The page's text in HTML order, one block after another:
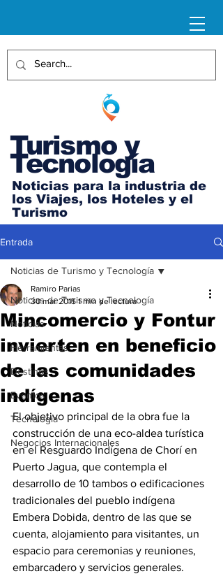
Turismo y
Tecnología
Noticias para la industria de
los Viajes, los Hoteles y el
Turismo
Entrada
Noticias de Turismo y Tecnología
Noticias
Herramientas
Destinos
Eventos
Tecnología
Negocios Internacionales
Noticias de Turismo y Tecnología
Mincomercio y Fontur
invierten en beneficio
de las comunidades
indígenas
Ramiro Parias
30 mar 2015 1 min de lectura
El objetivo principal de la obra fue la
construcción de una eco-aldea turística
en el Resguardo Indígena de Chorí en
Puerto Jagua, que contempla el
desarrollo de 10 tambos o edificaciones
tradicionales del pueblo indígena
Embera Dobida, dentro de las que se
cuenta, alojamiento para visitantes, un
espacio para ceremonias y reuniones,
embarcadero y servicios generales.